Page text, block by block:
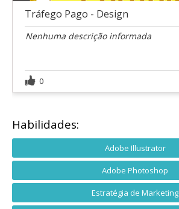
Tráfego Pago - Design
Nenhuma descrição informada
0
Habilidades:
Adobe Illustrator
Adobe Photoshop
Estratégia de Marketing